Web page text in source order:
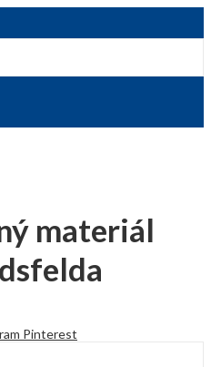
materiál
Pinterest